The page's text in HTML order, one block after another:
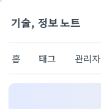
기술, 정보 노트
홈 태그 관리자